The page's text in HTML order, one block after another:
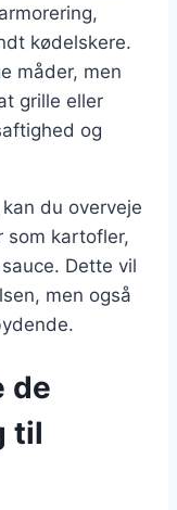
kødelskere.
måder, men
grille eller
og
du overveje
kartofler,
Dette vil
men også
de
til